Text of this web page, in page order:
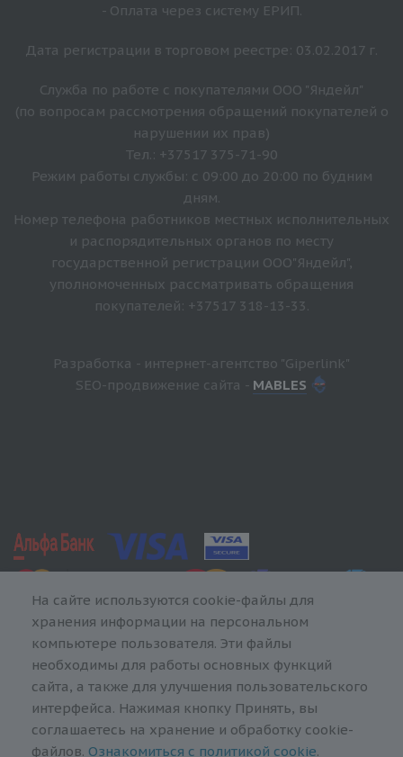
- Оплата через систему ЕРИП.
Дата регистрации в торговом реестре: 03.02.2017 г.
Служба по работе с покупателями ООО "Яндейл"
(по вопросам рассмотрения обращений покупателей о
нарушении их прав)
Тел.: +37517 375-71-90
Режим работы службы: с 09:00 до 20:00 по будним
дням.
Номер телефона работников местных исполнительных
и распорядительных органов по месту
государственной регистрации ООО"Яндейл",
уполномоченных рассматривать обращения
покупателей: +37517 318-13-33.
Разработка - интернет-агентство "Giperlink"
SEO-продвижение сайта - MABLES
На сайте используются cookie-файлы для
хранения информации на персональном
компьютере пользователя. Эти файлы
необходимы для работы основных функций
сайта, а также для улучшения пользовательского
интерфейса. Нажимая кнопку Принять, вы
соглашаетесь на хранение и обработку cookie-
файлов. Ознакомиться с политикой cookie.